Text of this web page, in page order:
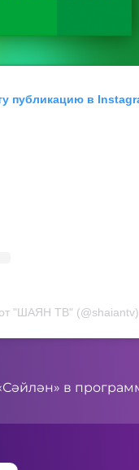
публикацию в
"ШАЯН ТВ" (@shaiantv)
в